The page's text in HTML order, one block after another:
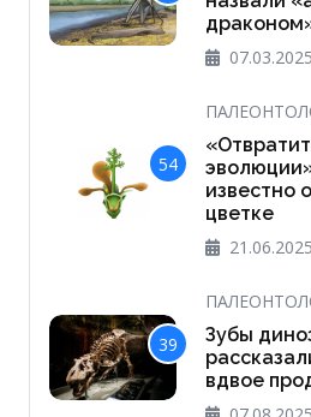
07.03.2025
54
известно
цветке
21.06.2025
39
Зубы
вдвое